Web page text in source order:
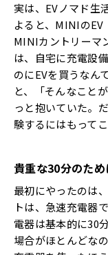
実は、EVノマド生
よると、MINIの
MINIカントリーマ
は、自宅に充電設
のにEVを買うなん
と、「そんなこと
っと抱いていた。
験するにはもって
貴重な30分のた
最初にやったのは
トは、急速充電器
電器は基本的に30
場合がほとんどな